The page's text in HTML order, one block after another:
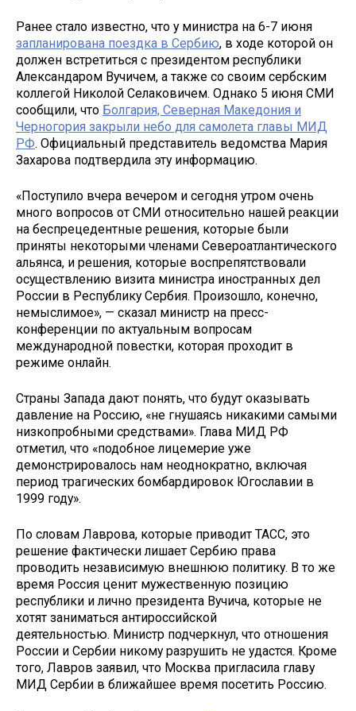
Ранее стало известно, что у министра на 6-7 июня
запланирована поездка в Сербию, в ходе которой он
должен встретиться с президентом республики
Александаром Вучичем, а также со своим сербским
коллегой Николой Селаковичем. Однако 5 июня СМИ
сообщили, что Болгария, Северная Македония и
Черногория закрыли небо для самолета главы МИД
РФ. Официальный представитель ведомства Мария
Захарова подтвердила эту информацию.
«Поступило вчера вечером и сегодня утром очень
много вопросов от СМИ относительно нашей реакции
на беспрецедентные решения, которые были
приняты некоторыми членами Североатлантического
альянса, и решения, которые воспрепятствовали
осуществлению визита министра иностранных дел
России в Республику Сербия. Произошло, конечно,
немыслимое», — сказал министр на пресс-
конференции по актуальным вопросам
международной повестки, которая проходит в
режиме онлайн.
Страны Запада дают понять, что будут оказывать
давление на Россию, «не гнушаясь никакими самыми
низкопробными средствами». Глава МИД РФ
отметил, что «подобное лицемерие уже
демонстрировалось нам неоднократно, включая
период трагических бомбардировок Югославии в
1999 году».
По словам Лаврова, которые приводит ТАСС, это
решение фактически лишает Сербию права
проводить независимую внешнюю политику. В то же
время Россия ценит мужественную позицию
республики и лично президента Вучича, которые не
хотят заниматься антироссийской
деятельностью. Министр подчеркнул, что отношения
России и Сербии никому разрушить не удастся. Кроме
того, Лавров заявил, что Москва пригласила главу
МИД Сербии в ближайшее время посетить Россию.